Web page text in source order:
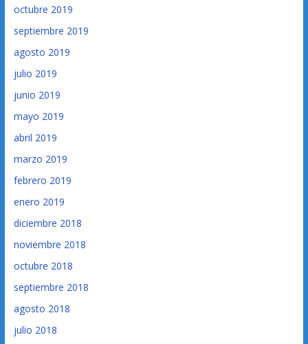
octubre 2019
septiembre 2019
agosto 2019
julio 2019
junio 2019
mayo 2019
abril 2019
marzo 2019
febrero 2019
enero 2019
diciembre 2018
noviembre 2018
octubre 2018
septiembre 2018
agosto 2018
julio 2018